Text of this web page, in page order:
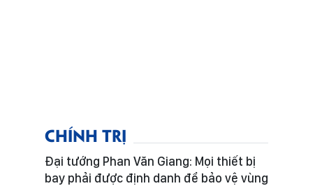
CHÍNH TRỊ
Đại tướng Phan Văn Giang: Mọi thiết bị
bay phải được định danh để bảo vệ vùng